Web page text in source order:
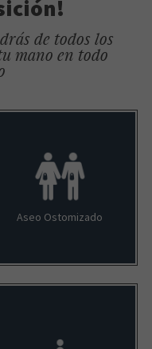
de todos los
mano en todo
Aseo Ostomizado